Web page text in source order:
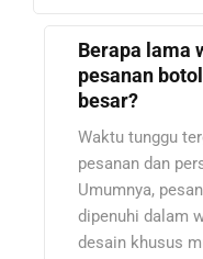
Berapa lama
pesanan
besar?
Waktu tunggu
pesanan dan
Umumnya,
dipenuhi dalam
desain khusus